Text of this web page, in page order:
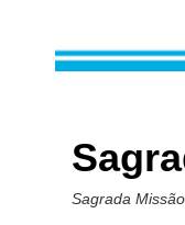
Sagrada Missão